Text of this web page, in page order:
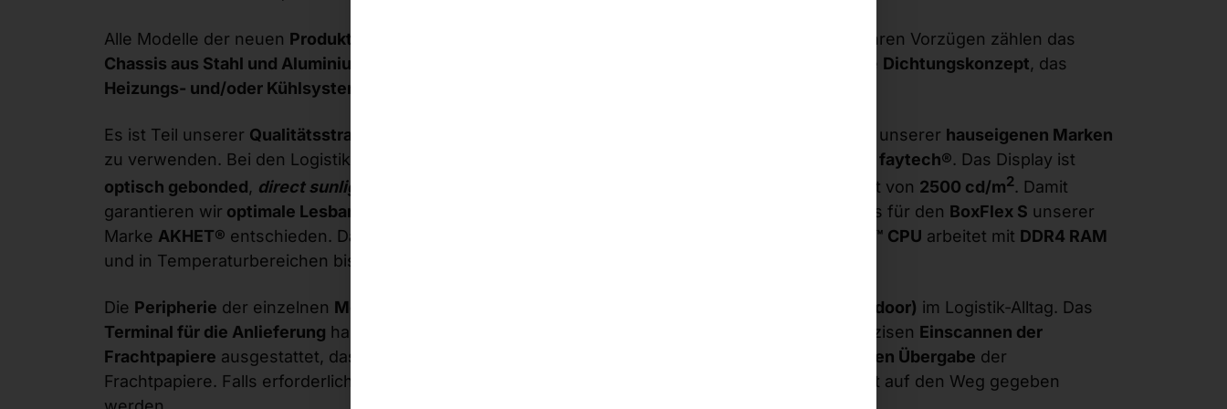
Alle Modelle der neuen Produktlinie
. Zu ihren Vorzügen zählen das
Chassis aus Stahl und Aluminium
, das ausgefeilte Dichtungskonzept, das
Heizungs- und/oder Kühlsystem
Es ist Teil unserer Qualitätsstrategie unserer hauseigenen Marken
zu verwenden. Bei den Logistikterminals stammt der
faytech®. Das Display ist
optisch gebonded, direct sunlight suitable und präsentiert die Bildschirminhalte mit einer Helligkeit von 2500 cd/m2. Damit
garantieren wir optimale Lesbarkeit haben wir uns für den BoxFlex S unserer
Marke AKHET® entschieden. Das kompakte und leistungsfähige System mit 64-bit Intel® Celeron™ CPU arbeitet mit DDR4 RAM
und in Temperaturbereichen bis
Die Peripherie der einzelnen Modelle Uses Cases (Indoor und Outdoor) im Logistik-Alltag. Das
Terminal für die Anlieferung haben wir mit einem zum präzisen Einscannen der
Frachtpapiere ausgestattet, das zur automatisieren Übergabe der
Frachtpapiere. Falls erforderlich, können dem Fahrer darüber hinaus
mit auf den Weg gegeben